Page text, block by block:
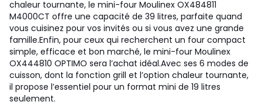
chaleur tournante, le mini-four Moulinex OX484811
M4000CT offre une capacité de 39 litres, parfaite quand
vous cuisinez pour vos invités ou si vous avez une grande
famille.Enfin, pour ceux qui recherchent un four compact
simple, efficace et bon marché, le mini-four Moulinex
OX444810 OPTIMO sera l’achat idéal.Avec ses 6 modes de
cuisson, dont la fonction grill et l’option chaleur tournante,
il propose l’essentiel pour un format mini de 19 litres
seulement.